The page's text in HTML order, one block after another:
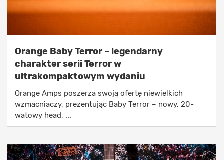
Orange Baby Terror – legendarny
charakter serii Terror w
ultrakompaktowym wydaniu
Orange Amps poszerza swoją ofertę niewielkich
wzmacniaczy, prezentując Baby Terror – nowy, 20-
watowy head, ...